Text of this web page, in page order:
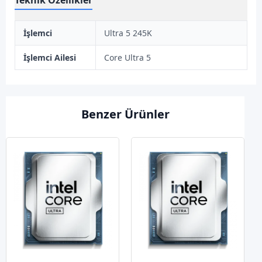
İşlemci Ultra 5 245K
İşlemci Ailesi Core Ultra 5
Benzer Ürünler